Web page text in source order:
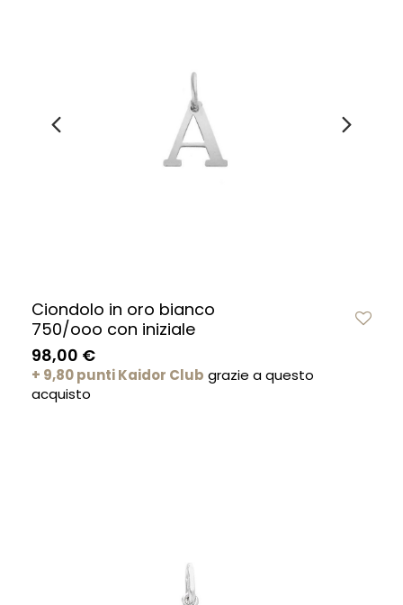
Ciondolo in oro bianco
750/ooo con iniziale
98,00 €
+ 9,80 punti Kaidor Club grazie a questo
acquisto